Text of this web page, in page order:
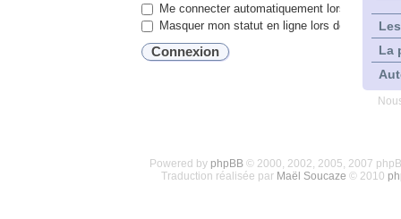
La
Me connecter automatiquement lors de
Masquer mon statut en ligne lors de cette
Powered by phpBB© 2000, 2002, 2005, 2007
Traduction réalisée par Maël Soucaze © 2010